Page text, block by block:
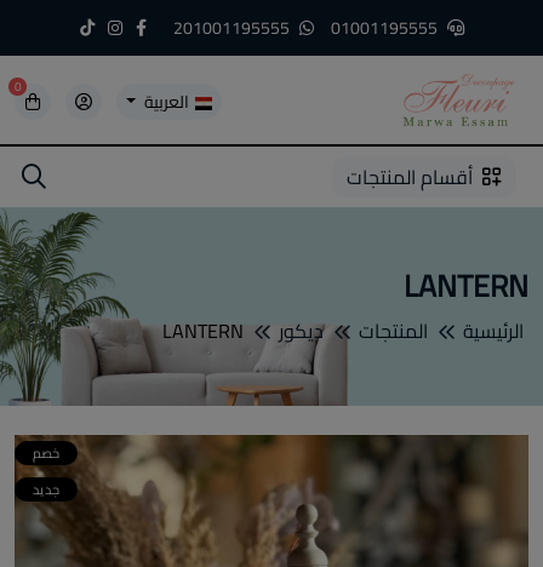
العربية 0
1
2
3
4
5
5 أقسام المنتجات
LANTERN
الرئيسية المنتجات ديكور LANTERN
خصم
جديد